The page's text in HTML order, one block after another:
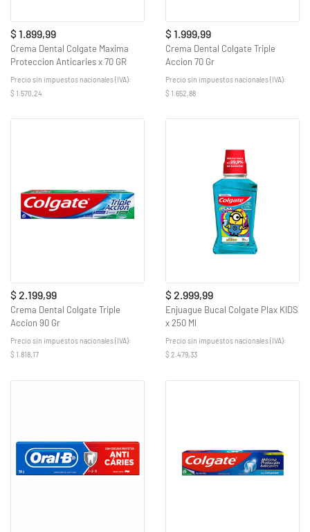
$ 1.899,99
Crema Dental Colgate Maxima
Proteccion Anticaries x 70 GR
Precio sin impuestos nacionales (IVA):
$ 1.570,24
$ 1.999,99
Crema Dental Colgate Triple
Accion 70 Gr
Precio sin impuestos nacionales (IVA):
$ 1.652,88
$ 2.199,99
Crema Dental Colgate Triple
Accion 90 Gr
Precio sin impuestos nacionales (IVA):
$ 1.818,17
$ 2.999,99
Enjuague Bucal Colgate Plax KIDS
x 250 Ml
Precio sin impuestos nacionales (IVA):
$ 2.479,33